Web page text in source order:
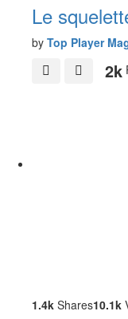
Le
by Top Player
2k
1.4k Shares10.1k